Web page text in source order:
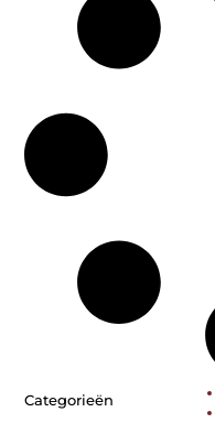
Categorieën